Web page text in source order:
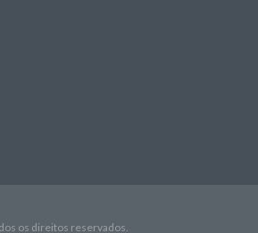
os direitos reservados.